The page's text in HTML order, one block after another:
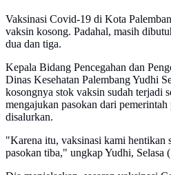
Vaksinasi Covid-19 di Kota
vaksin kosong. Padahal, masih
dua dan tiga.
Kepala Bidang Pencegahan dan
Dinas Kesehatan Palembang Yudhi
kosongnya stok vaksin sudah terjadi
mengajukan pasokan dari
disalurkan.
"Karena itu, vaksinasi kami hentikan
pasokan tiba," ungkap Yudhi, Selasa